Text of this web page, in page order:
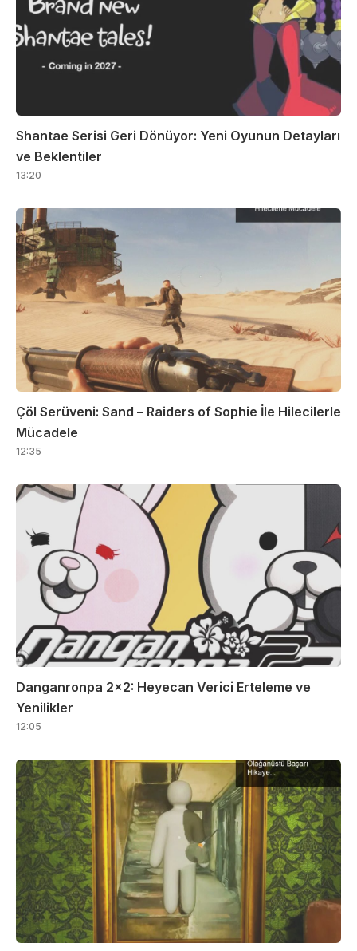
Shantae Serisi Geri Dönüyor: Yeni Oyunun Detayları
ve Beklentiler
13:20
Çöl Serüveni: Sand – Raiders of Sophie İle Hilecilerle
Mücadele
12:35
Danganronpa 2×2: Heyecan Verici Erteleme ve
Yenilikler
12:05